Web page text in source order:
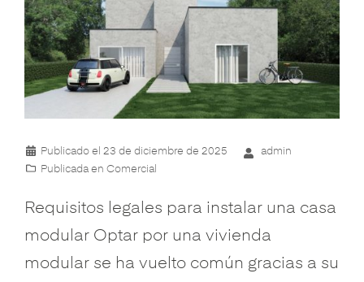
Publicado el 23 de diciembre de 2025
admin
Publicada en Comercial
Requisitos legales para instalar una casa
modular Optar por una vivienda
modular se ha vuelto común gracias a su